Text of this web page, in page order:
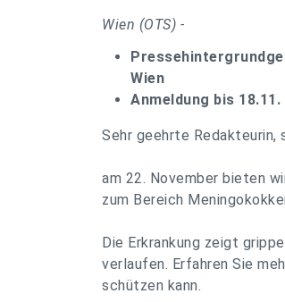
Wien (OTS) -
Wien
Anmeldung bis
Sehr geehrte Redakteurin,
am 22. November bieten
zum Bereich
Die Erkrankung zeigt
verlaufen. Erfahren Sie
schützen kann.